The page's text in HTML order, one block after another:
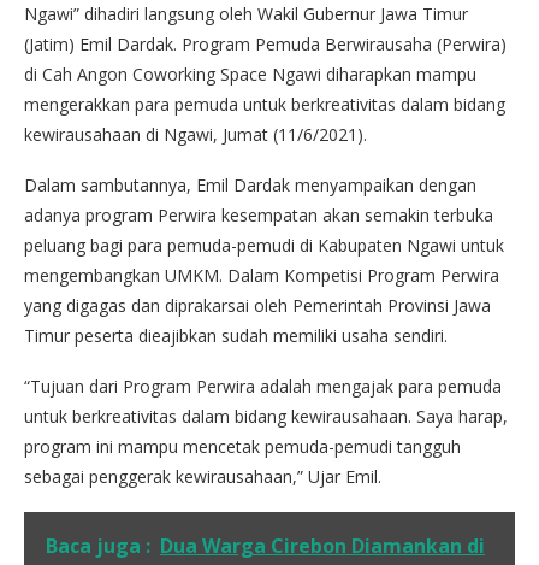
Ngawi” dihadiri langsung oleh Wakil Gubernur Jawa Timur
(Jatim) Emil Dardak. Program Pemuda Berwirausaha (Perwira)
di Cah Angon Coworking Space Ngawi diharapkan mampu
mengerakkan para pemuda untuk berkreativitas dalam bidang
kewirausahaan di Ngawi, Jumat (11/6/2021).
Dalam sambutannya, Emil Dardak menyampaikan dengan
adanya program Perwira kesempatan akan semakin terbuka
peluang bagi para pemuda-pemudi di Kabupaten Ngawi untuk
mengembangkan UMKM. Dalam Kompetisi Program Perwira
yang digagas dan diprakarsai oleh Pemerintah Provinsi Jawa
Timur peserta dieajibkan sudah memiliki usaha sendiri.
“Tujuan dari Program Perwira adalah mengajak para pemuda
untuk berkreativitas dalam bidang kewirausahaan. Saya harap,
program ini mampu mencetak pemuda-pemudi tangguh
sebagai penggerak kewirausahaan,” Ujar Emil.
Baca juga : Dua Warga Cirebon Diamankan di